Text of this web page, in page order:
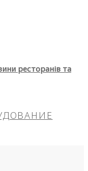
ресторанів та